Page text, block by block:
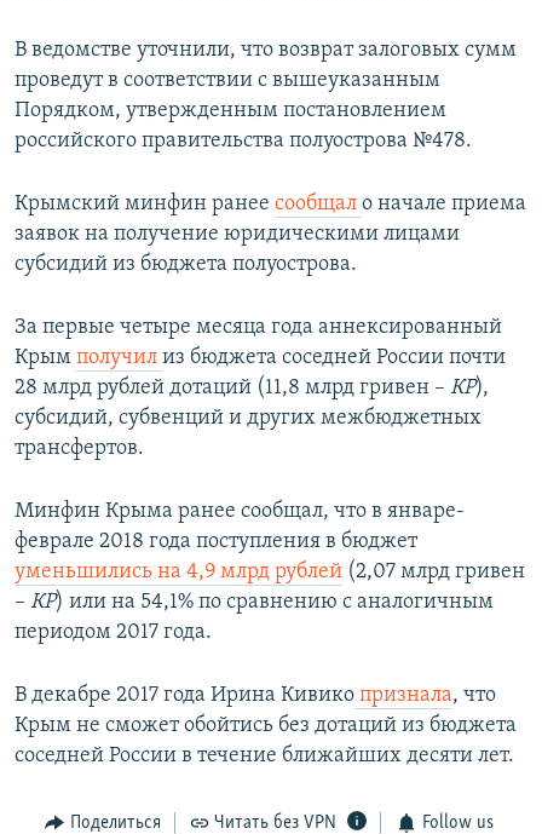
В ведомстве уточнили, что возврат залоговых сумм
проведут в соответствии с вышеуказанным
Порядком, утвержденным постановлением
российского правительства полуострова №478.
Крымский минфин ранее сообщал о начале приема
заявок на получение юридическими лицами
субсидий из бюджета полуострова.
За первые четыре месяца года аннексированный
Крым получил из бюджета соседней России почти
28 млрд рублей дотаций (11,8 млрд гривен – КР),
субсидий, субвенций и других межбюджетных
трансфертов.​
Минфин Крыма ранее сообщал, что в январе-
феврале 2018 года поступления в бюджет
уменьшились на 4,9 млрд рублей (2,07 млрд гривен
– КР) или на 54,1% по сравнению с аналогичным
периодом 2017 года.
В декабре 2017 года Ирина Кивико признала, что
Крым не сможет обойтись без дотаций из бюджета
соседней России в течение ближайших десяти лет.
Поделиться Читать без VPN Follow us